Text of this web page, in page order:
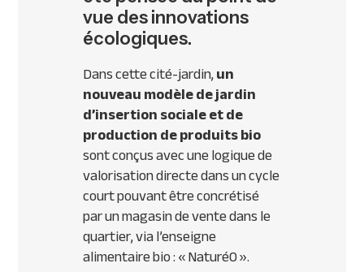
vue des innovations
écologiques.
Dans cette cité-jardin,un
nouveau modèle de jardin
d’insertion sociale et de
production de produits bio
sont conçus avec une logique de
valorisation directe dans un cycle
court pouvant être concrétisé
par un magasin de vente dans le
quartier, via l’enseigne
alimentaire bio : « NaturéO ».